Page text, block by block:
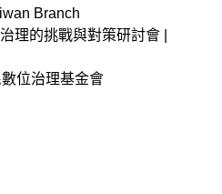
Branch
理的挑戰與對策研討會 |
位治理基金會